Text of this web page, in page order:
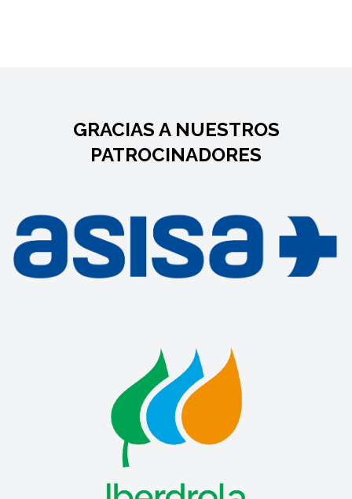
GRACIAS A NUESTROS
PATROCINADORES